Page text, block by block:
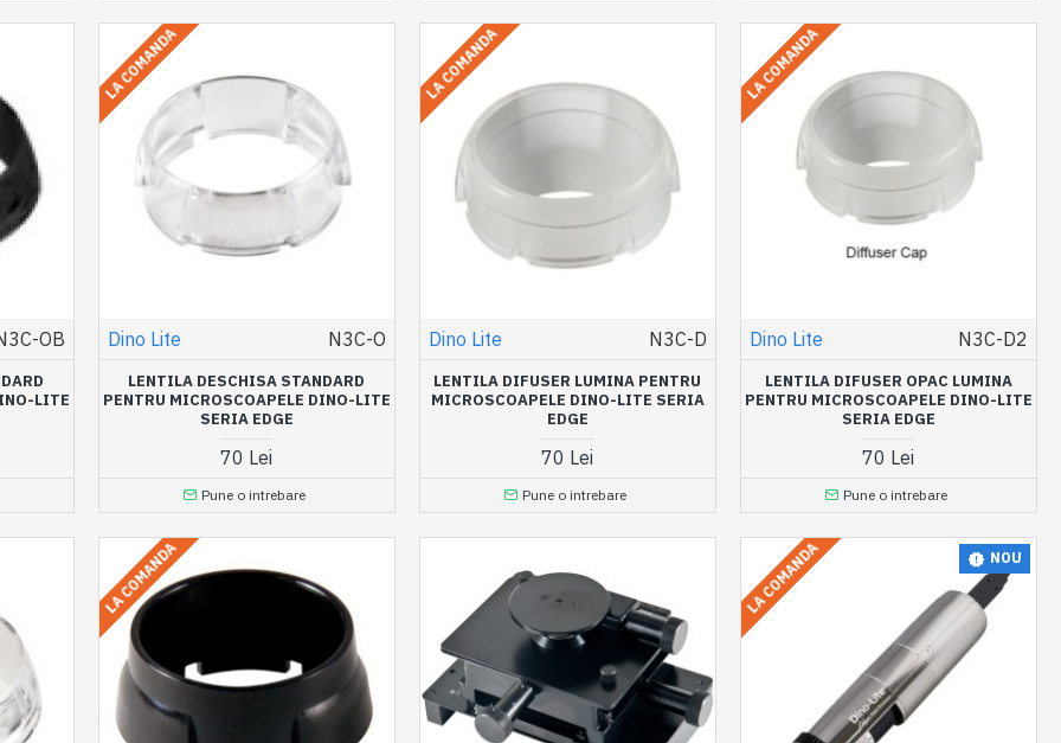
OB
LITE
LA COMANDA
Dino Lite N3C-O
LENTILA DESCHISA STANDARD
PENTRU MICROSCOAPELE DINO-LITE
SERIA EDGE
70 Lei
Pune o intrebare
LA COMANDA
Dino Lite N3C-D
LENTILA DIFUSER LUMINA PENTRU
MICROSCOAPELE DINO-LITE SERIA
EDGE
70 Lei
Pune o intrebare
LA COMANDA
Dino Lite N3C-D2
LENTILA DIFUSER OPAC LUMINA
PENTRU MICROSCOAPELE DINO-LITE
SERIA EDGE
70 Lei
Pune o intrebare
LA COMANDA NOU
LA COMANDA